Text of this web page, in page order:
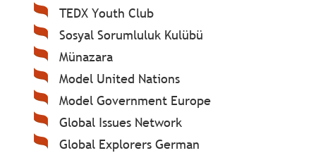
TEDX Youth Club
Sosyal Sorumluluk Kulübü
Münazara
Model United Nations
Model Government Europe
Global Issues Network
Global Explorers German